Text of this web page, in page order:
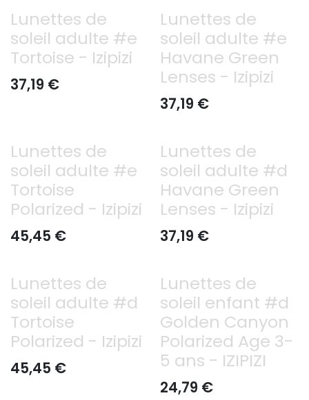
Lunettes de
soleil adulte #e
Tortoise - Izipizi
37,19 €
Lunettes de
soleil adulte #e
Havane Green
Lenses - Izipizi
37,19 €
Lunettes de
soleil adulte #e
Tortoise
Polarized - Izipizi
45,45 €
Lunettes de
soleil adulte #d
Havane Green
Lenses - Izipizi
37,19 €
Lunettes de
soleil adulte #d
Tortoise
Polarized - Izipizi
45,45 €
Lunettes de
soleil enfant #d
Golden Canyon
Polarized Age 3-
5 ans - IZIPIZI
24,79 €